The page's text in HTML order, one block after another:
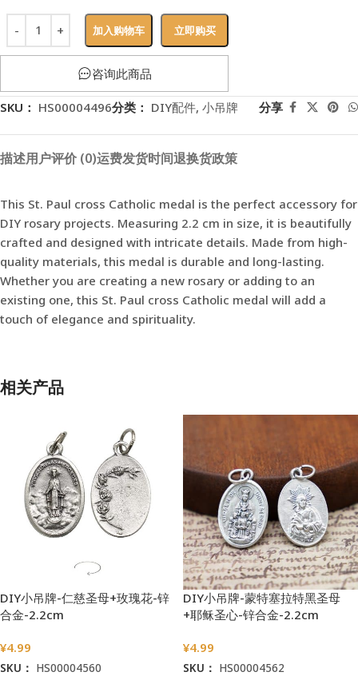
加入购物车 立即购买
咨询此商品
SKU： HS00004496分类： DIY配件, 小吊牌 分享
描述用户评价 (0)运费发货时间退换货政策
This St. Paul cross Catholic medal is the perfect accessory for
DIY rosary projects. Measuring 2.2 cm in size, it is beautifully
crafted and designed with intricate details. Made from high-
quality materials, this medal is durable and long-lasting.
Whether you are creating a new rosary or adding to an
existing one, this St. Paul cross Catholic medal will add a
touch of elegance and spirituality.
相关产品
DIY小吊牌-仁慈圣母+玫瑰花-锌
合金-2.2cm
¥4.99
SKU： HS00004560
DIY小吊牌-蒙特塞拉特黑圣母
+耶稣圣心-锌合金-2.2cm
¥4.99
SKU： HS00004562